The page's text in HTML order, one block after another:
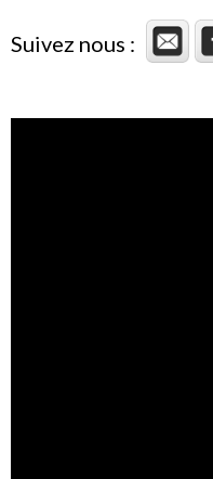
Suivez nous :